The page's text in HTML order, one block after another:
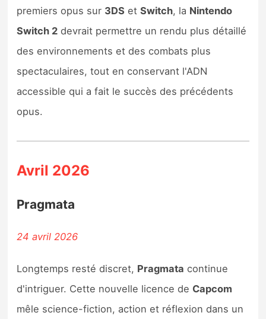
premiers opus sur 3DS etSwitch, la Nintendo
Switch 2 devrait permettre un rendu plus détaillé
des environnements et des combats plus
spectaculaires, tout en conservant l'ADN
accessible qui a fait le succès des précédents
opus.
Avril 2026
Pragmata
24 avril 2026
Longtemps resté discret, Pragmata continue
d'intriguer. Cette nouvelle licence de Capcom
mêle science-fiction, action et réflexion dans un